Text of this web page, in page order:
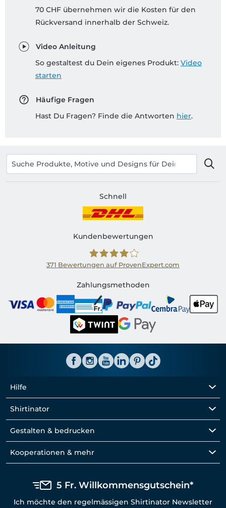
70 CHF übernehmen wir die Kosten für den
Rückversand innerhalb der Schweiz.
Video Anleitung
So gestaltest du Dein eigenes Produkt: Video
starten
Häufige Fragen
Hast Du Fragen? Finde die Antworten hier.
Schnell
Kundenbewertungen
Shirtinator CH
371 Bewertungen auf ProvenExpert.com
Zahlungsmethoden
Hilfe
Shirtinator
Gestalten & bedrucken
Kooperationen & mehr
5 Fr. Willkommensgutschein*
Ich möchte den regelmässigen Shirtinator Newsletter